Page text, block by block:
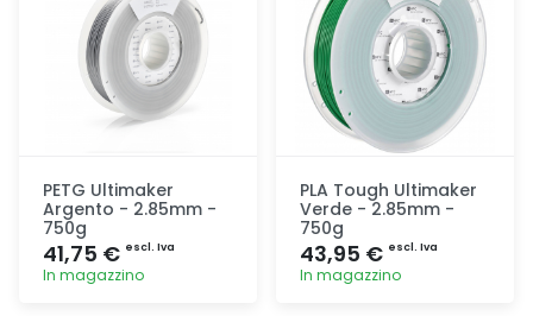
PETG Ultimaker
Argento - 2.85mm -
750g
41,75 € escl. Iva
In magazzino
PLA Tough Ultimaker
Verde - 2.85mm -
750g
43,95 € escl. Iva
In magazzino